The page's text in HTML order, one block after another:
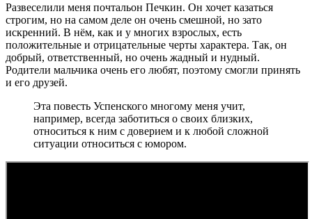
Развеселили меня почтальон Печкин. Он хочет казаться
строгим, но на самом деле он очень смешной, но зато
искренний. В нём, как и у многих взрослых, есть
положительные и отрицательные черты характера. Так, он
добрый, ответственный, но очень жадный и нудный.
Родители мальчика очень его любят, поэтому смогли принять
и его друзей.
Эта повесть Успенского многому меня учит,
например, всегда заботиться о своих близких,
относиться к ним с доверием и к любой сложной
ситуации относиться с юмором.